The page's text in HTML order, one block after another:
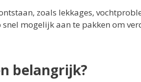
zoals lekkages,
mogelijk aan te pakken om
belangrijk?